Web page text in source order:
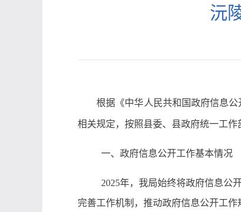
沅
根据《中华人民共和国政府信息
相关规定，按照县委、县政府统一工
一、政府信息公开工作基本情况
2025年，我局始终将政府信息公
完善工作机制，推动政府信息公开工作